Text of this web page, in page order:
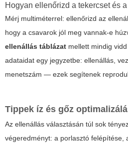
Hogyan ellenőrizd a tekercset és
Mérj multiméterrel: ellenőrizd az
hogy a csavarok jól meg vannak-e
ellenállás táblázat mellett mindig
adataidat egy jegyzetbe: ellenállás,
menetszám — ezek segítenek
Tippek íz és gőz
Az ellenállás választásán túl sok
végeredményt: a porlasztó felépítése,